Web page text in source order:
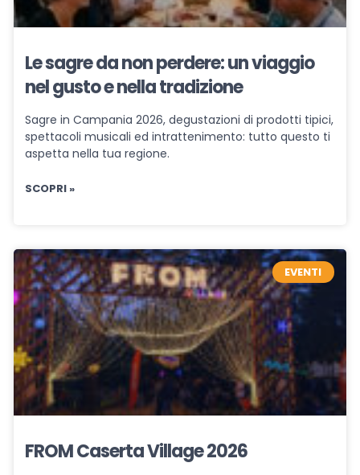
Le sagre da non perdere: un viaggio
nel gusto e nella tradizione
Sagre in Campania 2026, degustazioni di prodotti tipici,
spettacoli musicali ed intrattenimento: tutto questo ti
aspetta nella tua regione.
SCOPRI »
EVENTI
FROM Caserta Village 2026